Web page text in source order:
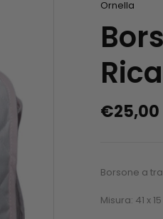
Ornella
€25,00
Borsone a
Misura: 41 x